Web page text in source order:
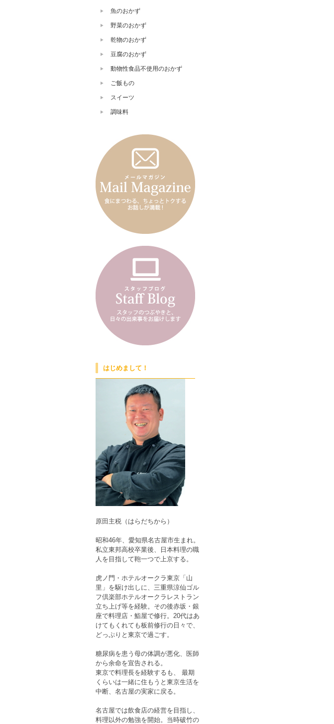
魚のおかず
野菜のおかず
乾物のおかず
豆腐のおかず
動物性食品不使用のおかず
ご飯もの
スイーツ
調味料
はじめまして！
原田主税（はらだちから）
昭和46年、愛知県名古屋市生まれ。
私立東邦高校卒業後、日本料理の職
人を目指して鞄一つで上京する。
虎ノ門・ホテルオークラ東京「山
里」を駆け出しに、三重県涼仙ゴル
フ倶楽部ホテルオークラレストラン
立ち上げ等を経験。その後赤坂・銀
座で料理店・鮨屋で修行。20代はあ
けてもくれても板前修行の日々で、
どっぷりと東京で過ごす。
糖尿病を患う母の体調が悪化、医師
から余命を宣告される。
東京で料理長を経験するも、 最期
くらいは一緒に住もうと東京生活を
中断、名古屋の実家に戻る。
名古屋では飲食店の経営を目指し、
料理以外の勉強を開始。当時破竹の